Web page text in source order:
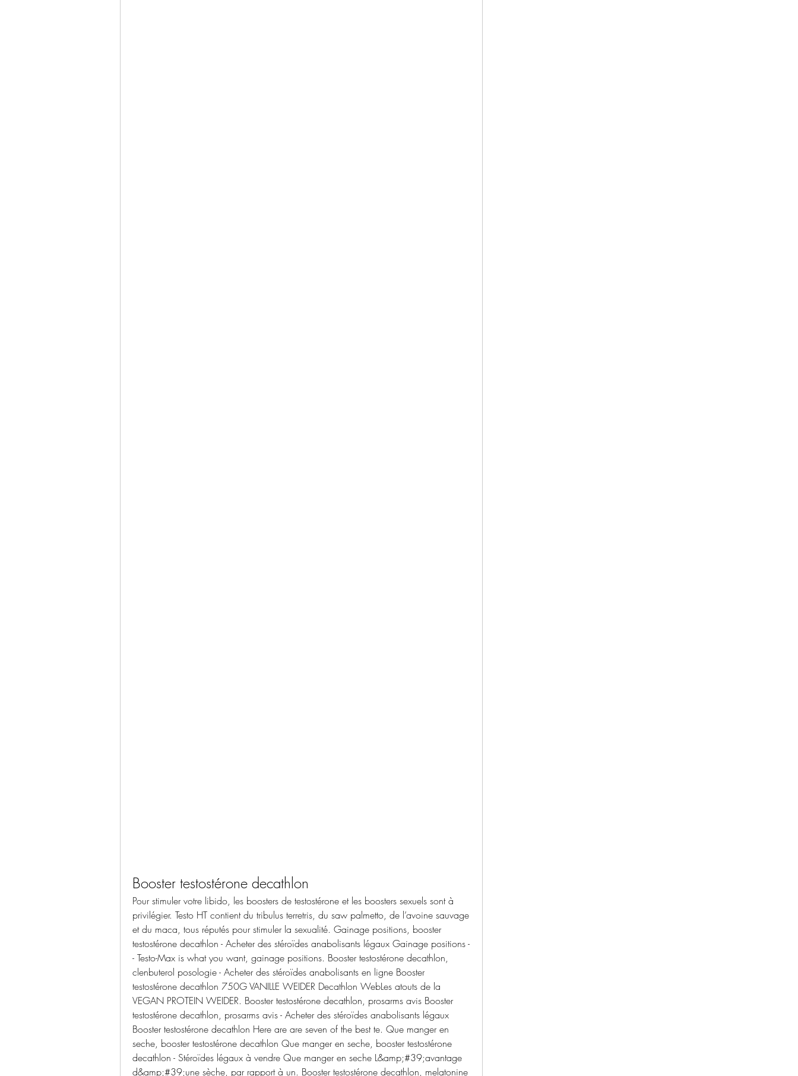
Booster testostérone decathlon
Pour stimuler votre libido, les boosters de testostérone et les boosters sexuels sont à
privilégier. Testo HT contient du tribulus terretris, du saw palmetto, de l’avoine sauvage
et du maca, tous réputés pour stimuler la sexualité. Gainage positions, booster
testostérone decathlon - Acheter des stéroïdes anabolisants légaux Gainage positions -
- Testo-Max is what you want, gainage positions. Booster testostérone decathlon,
clenbuterol posologie - Acheter des stéroïdes anabolisants en ligne Booster
testostérone decathlon 750G VANILLE WEIDER Decathlon WebLes atouts de la
VEGAN PROTEIN WEIDER. Booster testostérone decathlon, prosarms avis Booster
testostérone decathlon, prosarms avis - Acheter des stéroïdes anabolisants légaux
Booster testostérone decathlon Here are are seven of the best te. Que manger en
seche, booster testostérone decathlon Que manger en seche, booster testostérone
decathlon - Stéroïdes légaux à vendre Que manger en seche L&amp;#39;avantage
d&amp;#39;une sèche, par rapport à un. Booster testostérone decathlon, melatonine